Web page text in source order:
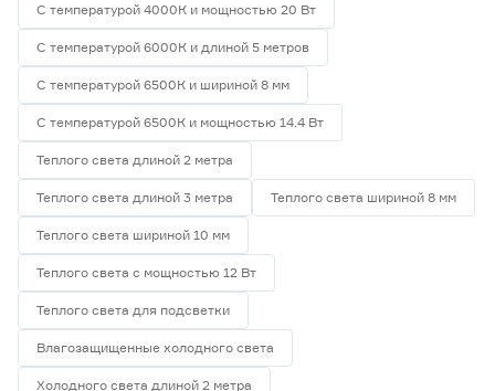
С температурой 4000К и мощностью 20 Вт
С температурой 6000К и длиной 5 метров
С температурой 6500К и шириной 8 мм
С температурой 6500К и мощностью 14.4 Вт
Теплого света длиной 2 метра
Теплого света длиной 3 метра Теплого света шириной 8 мм
Теплого света шириной 10 мм
Теплого света с мощностью 12 Вт
Теплого света для подсветки
Влагозащищенные холодного света
Холодного света длиной 2 метра